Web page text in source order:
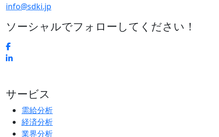
info@sdki.jp
ソーシャルでフォローしてください！
サービス
需給分析
経済分析
業界分析